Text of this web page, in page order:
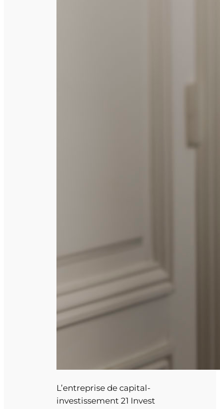
L’entreprise de capital-
investissement 21 Invest